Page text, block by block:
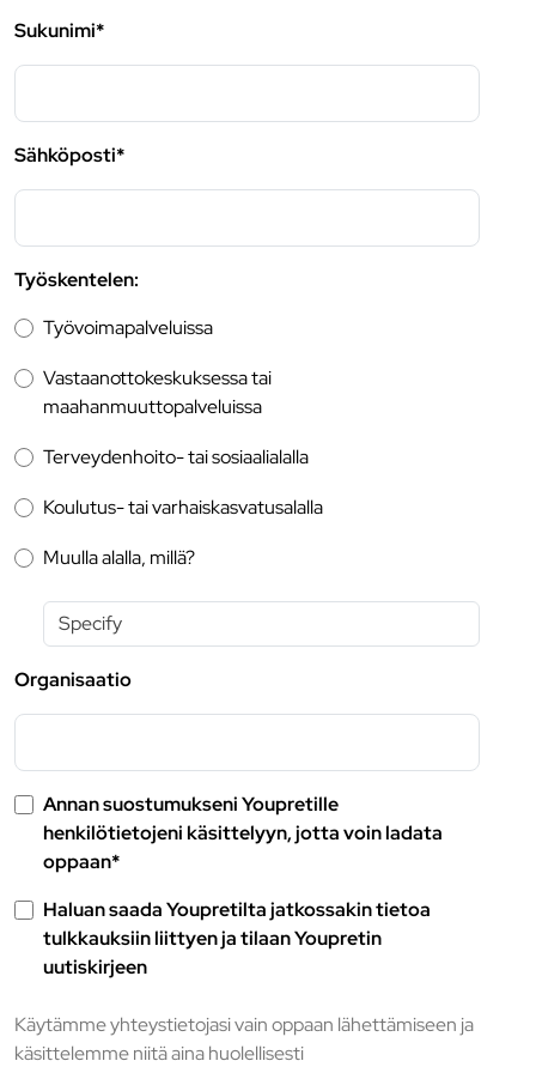
Sukunimi*
Sähköposti*
Työskentelen:
Työvoimapalveluissa
Vastaanottokeskuksessa tai
maahanmuuttopalveluissa
Terveydenhoito- tai sosiaalialalla
Koulutus- tai varhaiskasvatusalalla
Muulla alalla, millä?
Organisaatio
Annan suostumukseni Youpretille
henkilötietojeni käsittelyyn, jotta voin ladata
oppaan*
Haluan saada Youpretilta jatkossakin tietoa
tulkkauksiin liittyen ja tilaan Youpretin
uutiskirjeen
Käytämme yhteystietojasi vain oppaan lähettämiseen ja
käsittelemme niitä aina huolellisesti